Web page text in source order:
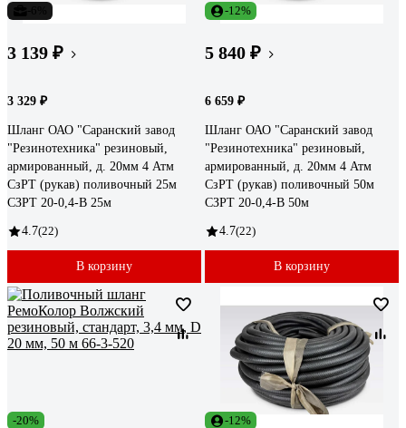
3 139 ₽
3 329 ₽
Шланг ОАО "Саранский завод
"Резинотехника" резиновый,
армированный, д. 20мм 4 Атм
СзРТ (рукав) поливочный 25м
СЗРТ 20-0,4-В 25м
4.7(22)
В корзину
-12%
5 840 ₽
6 659 ₽
Шланг ОАО "Саранский завод
"Резинотехника" резиновый,
армированный, д. 20мм 4 Атм
СзРТ (рукав) поливочный 50м
СЗРТ 20-0,4-В 50м
4.7(22)
В корзину
-20% -12%